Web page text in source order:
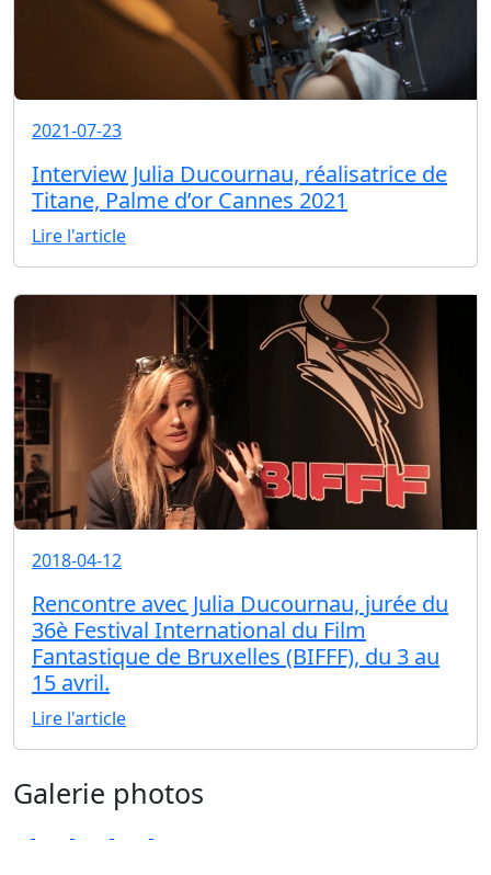
2021-07-23
Interview Julia Ducournau, réalisatrice de
Titane, Palme d’or Cannes 2021
Lire l'article
2018-04-12
Rencontre avec Julia Ducournau, jurée du
36è Festival International du Film
Fantastique de Bruxelles (BIFFF), du 3 au
15 avril.
Lire l'article
Galerie photos